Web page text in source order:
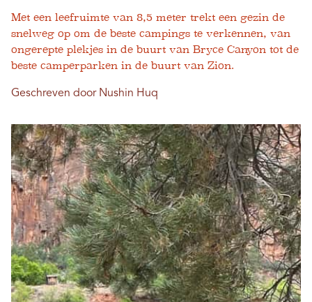
Met een leefruimte van 8,5 meter trekt een gezin de
snelweg op om de beste campings te verkennen, van
ongerepte plekjes in de buurt van Bryce Canyon tot de
beste camperparken in de buurt van Zion.
Geschreven door Nushin Huq